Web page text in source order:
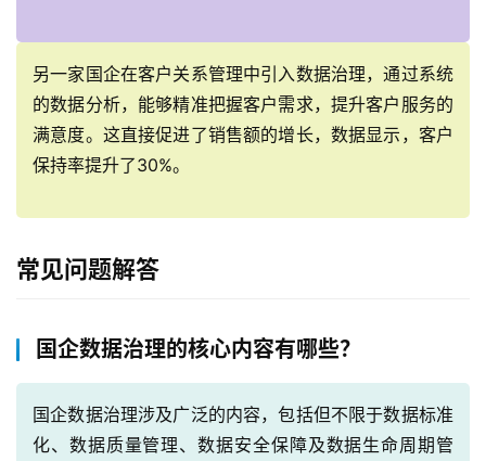
与
支
持
解
元
系
我
们
另一家国企在客户关系管理中引入数据治理，通过系统
的数据分析，能够精准把握客户需求，提升客户服务的
满意度。这直接促进了销售额的增长，数据显示，客户
保持率提升了30%。
常见问题解答
国企数据治理的核心内容有哪些？
国企数据治理涉及广泛的内容，包括但不限于数据标准
化、数据质量管理、数据安全保障及数据生命周期管